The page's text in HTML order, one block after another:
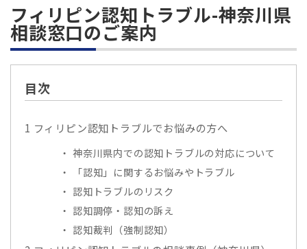
フィリピン認知トラブル-神奈川県
相談窓口のご案内
目次
1 フィリピン認知トラブルでお悩みの方へ
神奈川県内での認知トラブルの対応について
「認知」に関するお悩みやトラブル
認知トラブルのリスク
認知調停・認知の訴え
認知裁判（強制認知）